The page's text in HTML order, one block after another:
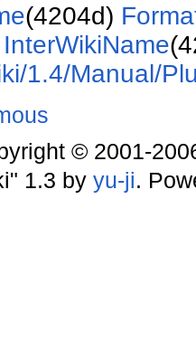
(4204d)
InterWikiName
1.4/Manual/
© 2001-
1.3 by yu-ji.